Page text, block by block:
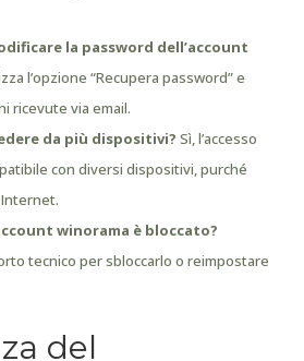
la password dell’account
l’opzione “Recupera password” e
ricevute via email.
da più dispositivi? Sì, l’accesso
con diversi dispositivi, purché
winorama è bloccato?
tecnico per sbloccarlo o reimpostare
del